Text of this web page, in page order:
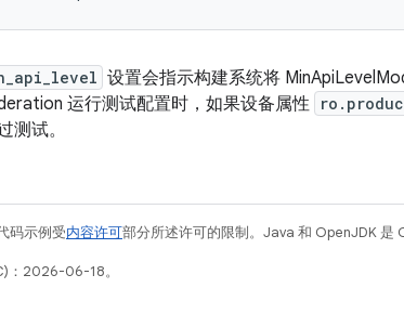
设置会指示构建系统将
运行测试配置时，如果设备属性
测试。
码示例受内容许可部分所述许可的限制。Java 和 OpenJDK 是
：2026-06-18。